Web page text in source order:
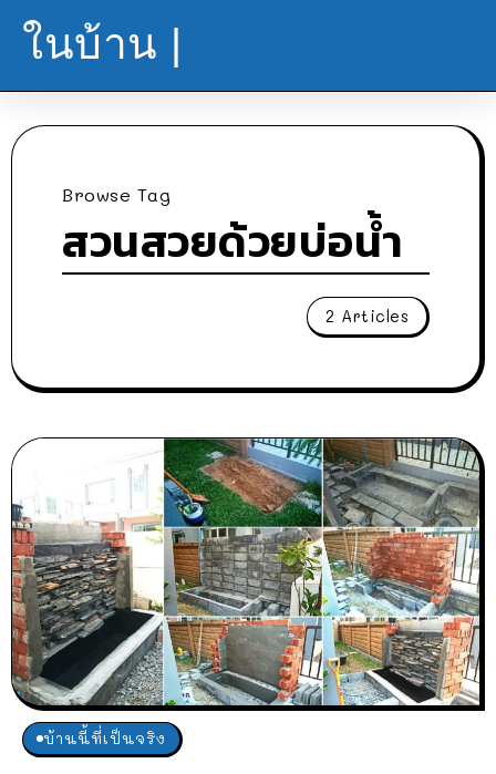
ในบ้าน |
Browse Tag
สวนสวยด้วยบ่อน้ำ
2 Articles
บ้านนี้ที่เป็นจริง